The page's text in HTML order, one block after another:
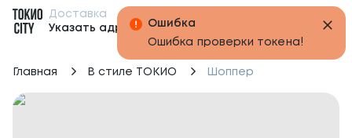
Доставка
Указать адрес
Главная В стиле ТОКИО Шоппер